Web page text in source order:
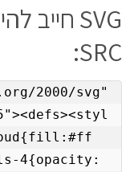
SRC:
2000/svg"
4{opacity: